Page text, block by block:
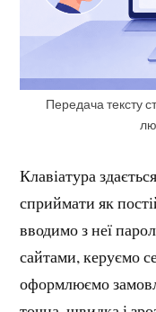
Передача тексту
Клавіатура
сприймати як
вводимо з неї
сайтами, керуємо
оформлюємо